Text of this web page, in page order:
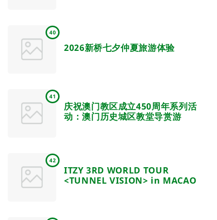
40
2026新桥七夕仲夏旅游体验
41
庆祝澳门教区成立450周年系列活
动：澳门历史城区教堂导赏游
42
ITZY 3RD WORLD TOUR
<TUNNEL VISION> in MACAO